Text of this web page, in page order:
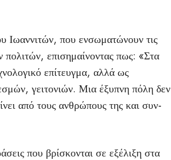
Ιωαννιτών, που ενσωματώνουν τις
πολιτών, επισημαίνοντας πως: «Στα
επίτευγμα, αλλά ως
γειτονιών. Μια έξυπνη πόλη δεν
από τους ανθρώπους της και συν-
που βρίσκονται σε εξέλιξη στα